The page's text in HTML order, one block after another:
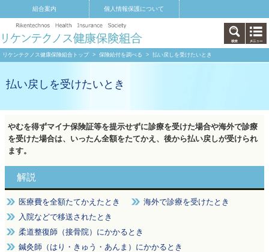
組合案内 個人情報保護について
リケンテクノス健康保険組合トップ > 保険給付を調べる > 払い戻しを受けたいとき
払い戻しを受けたいとき
やむを得ずマイナ保険証等を提示せずに診療を受けた場合や海外で診療
を受けた場合は、いったん全額をたてかえ、後から払い戻しが受けられ
ます。
解説
医療費を全額たてかえたとき
海外で診療を受けたとき
入院などで移送されたとき
柔道整復師（接骨院）にかかるとき
鍼灸師（はり・きゅう・あんま）にかかるとき